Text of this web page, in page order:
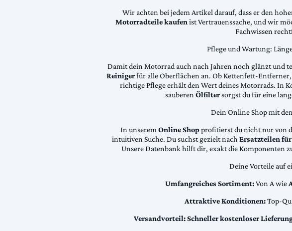
Wir achten bei jedem Artikel darauf, dass er den
Motorradteile kaufenist Vertrauenssache, und wir
Fachwissen
Pflege und Wartung:
Damit dein Motorrad auch nach Jahren noch glänzt und
Reinigerfür alle Oberflächen an. Ob Kettenfett-
richtige Pflege erhält den Wert deines Motorrads. In
sauberenÖlfiltersorgst du für eine
Dein Online Shop mit
In unseremOnline Shopprofitierst du nicht nur von
intuitiven Suche. Du suchst gezielt nachErsatzteilen
Unsere Datenbank hilft dir, exakt die Komponenten
Deine Vorteile auf
Umfangreiches Sortiment:Von A wie
Attraktive Konditionen:Top-
Versandvorteil:Schneller kostenloser